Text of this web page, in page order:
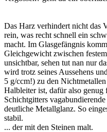
Das Harz verhindert nicht das
rein, was recht schnell ein
macht. Im Glasgefängnis
Gleichgewicht zwischen
unsichtbar, sehen tut nan nur
wird trotz seines Aussehens
5 g/ccm!) zu den
Halbleiter ist, dafür also genug
Schichtgitters
deutliche Metallglanz. So
stabil.
... der mit den Steinen malt.